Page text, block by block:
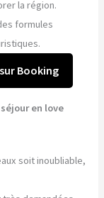
la région.
formules
Booking
en love
soit inoubliable,